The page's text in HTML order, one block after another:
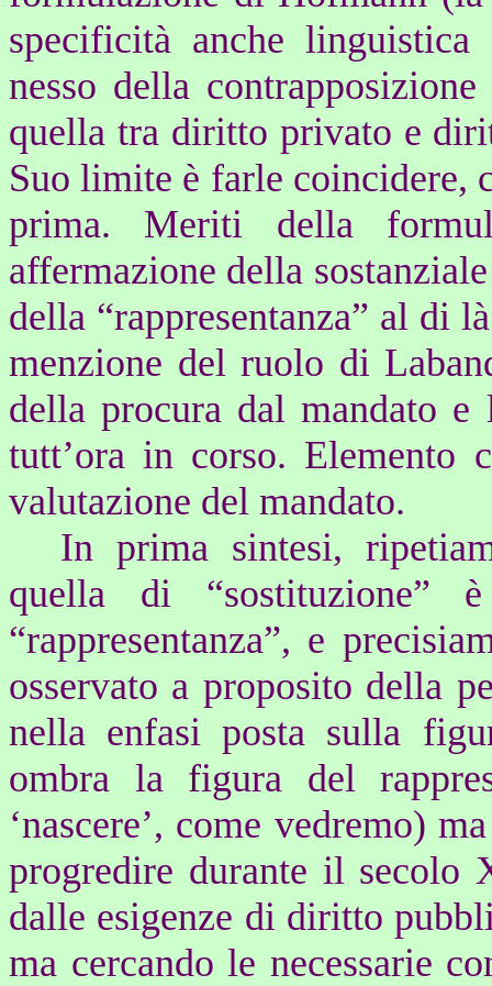
specificità anche
nesso della
quella tra diritto privato e
Suo limite è farle
prima. Meriti della
affermazione della
della “rappresentanza” al di
menzione del ruolo di
della procura dal mandato e
tutt’ora in corso. Elemento
valutazione del mandato.
In prima sintesi,
quella di
“rappresentanza”, e
osservato a proposito della
nella enfasi posta sulla
ombra la figura del
‘nascere’, come vedremo)
progredire durante il
dalle esigenze di diritto
ma cercando le necessarie